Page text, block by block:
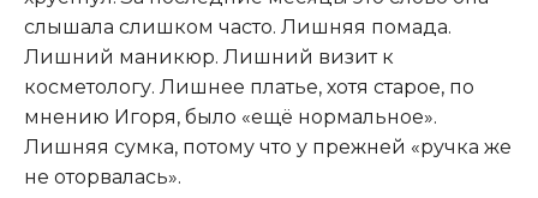
слышала слишком часто. Лишняя помада.
Лишний маникюр. Лишний визит к
косметологу. Лишнее платье, хотя старое, по
мнению Игоря, было «ещё нормальное».
Лишняя сумка, потому что у прежней «ручка же
не оторвалась».